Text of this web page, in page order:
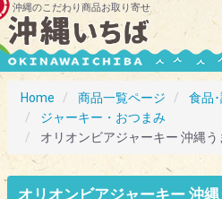
沖縄のこだわり商品お取り寄せ
Home 商品一覧ページ
食品
ジャーキー・おつまみ
オリオンビアジャーキー 沖縄
オリオンビアジャーキー 沖